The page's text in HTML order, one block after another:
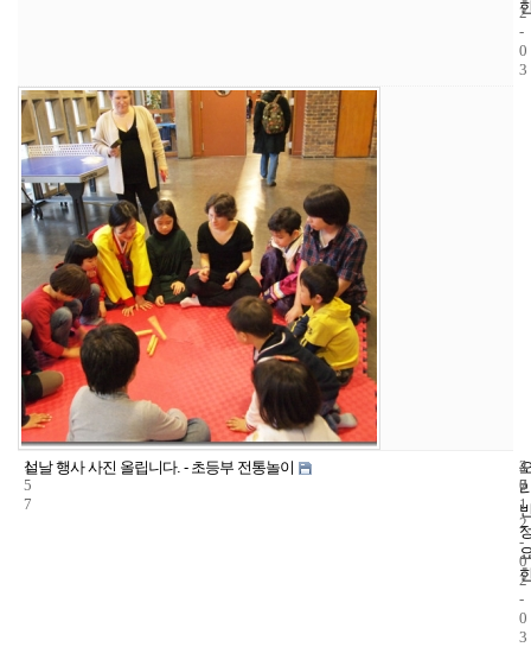
2
-
0
3
1
5
7
설날 행사 사진 올립니다. - 초등부 전통놀이
4
7
2
0
1
2
-
0
2
-
0
3